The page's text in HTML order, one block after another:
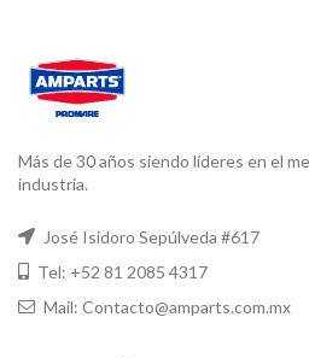
Más de 30 años siendo líderes en el
industria.
José Isidoro Sepúlveda #617
Tel: +52 81 2085 4317
Mail: Contacto@amparts.com.mx